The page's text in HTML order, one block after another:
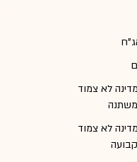
לא צמוד
משתנה
לא צמוד